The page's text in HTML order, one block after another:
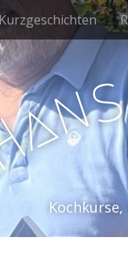
Kurzgeschichten
an